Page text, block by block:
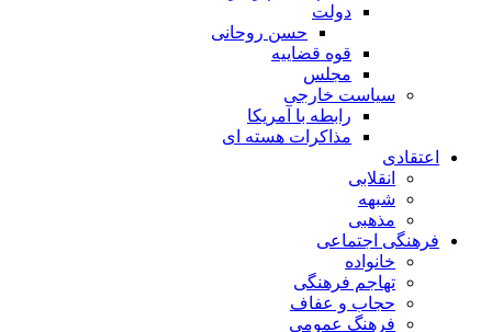
دولت
حسن روحانی
قوه قضاییه
مجلس
سیاست خارجی
رابطه با آمریکا
مذاکرات هسته ای
اعتقادی
انقلابی
شبهه
مذهبی
فرهنگی اجتماعی
خانواده
تهاجم فرهنگی
حجاب و عفاف
فرهنگ عمومی